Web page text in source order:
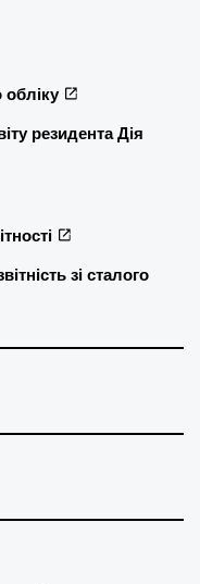
резидента Дія
зі сталого